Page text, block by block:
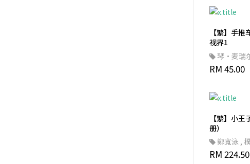
【繁】手
视界1
琴・麦瑞
RM 45.00
【繁】小
册）
鄭寬泳 ,
RM 224.50